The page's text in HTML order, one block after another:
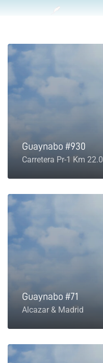
Guaynabo #930
Carretera Pr-1 Km 22.0
Guaynabo #71
Alcazar & Madrid